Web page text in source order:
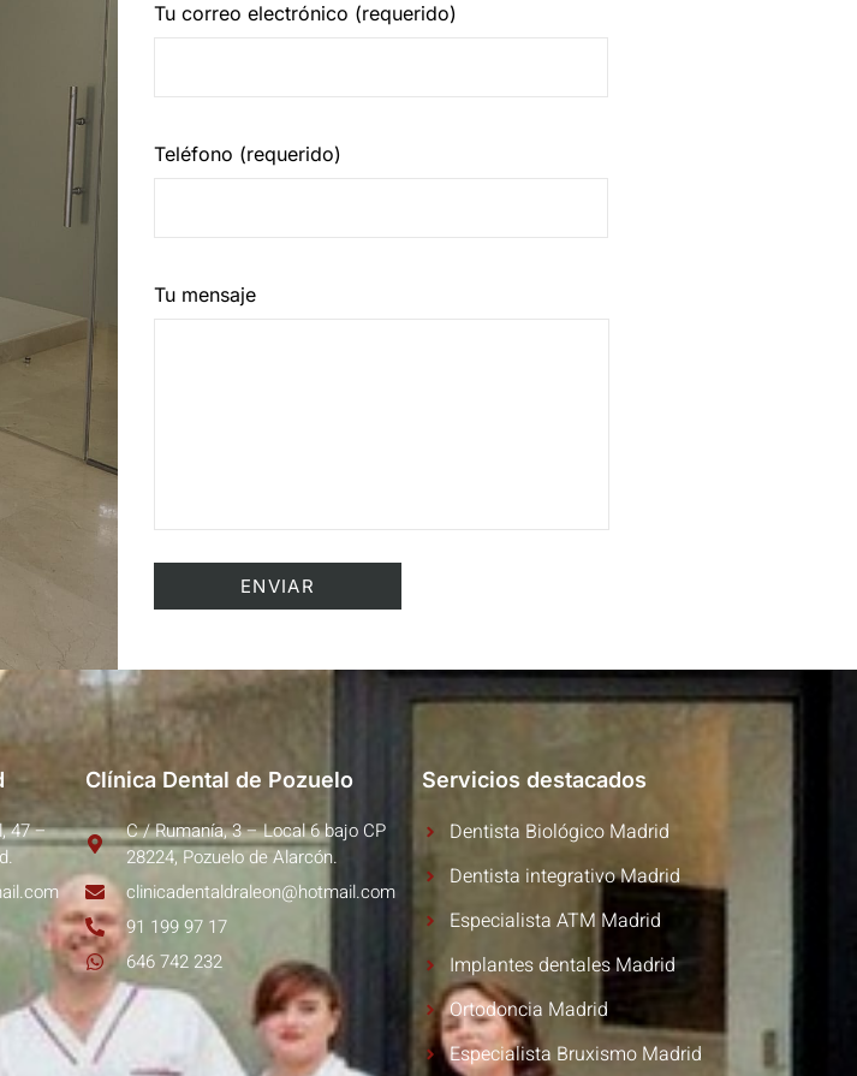
Tu correo electrónico (requerido)
Teléfono (requerido)
Tu mensaje
47 –
Clínica Dental de Pozuelo
C / Rumanía, 3 – Local 6 bajo CP
28224, Pozuelo de Alarcón.
clinicadentaldraleon@hotmail.com
91 199 97 17
646 742 232
Servicios destacados
Dentista Biológico Madrid
Dentista integrativo Madrid
Especialista ATM Madrid
Implantes dentales Madrid
Ortodoncia Madrid
Especialista Bruxismo Madrid